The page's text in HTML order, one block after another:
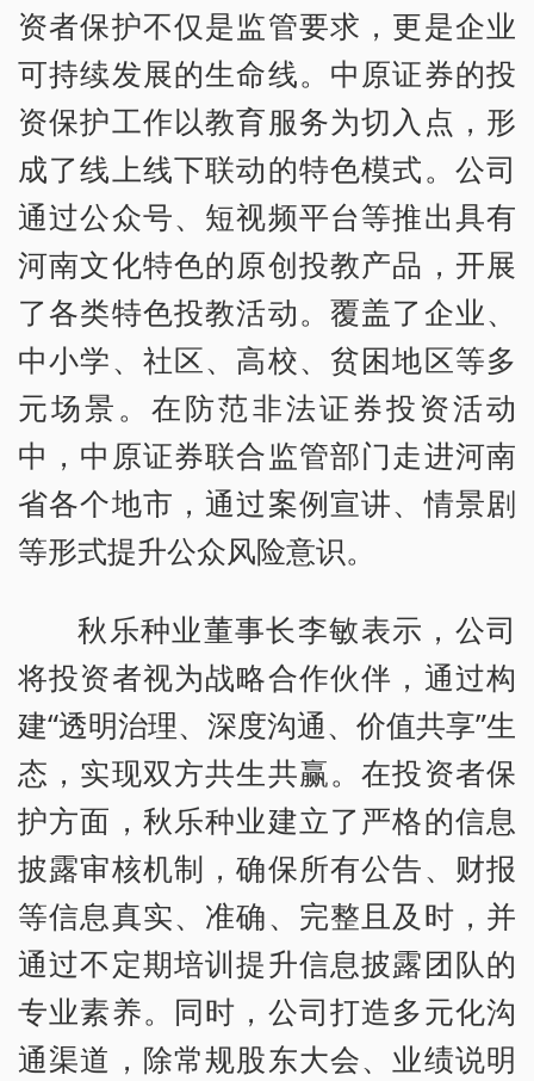
资者保护不仅是监管要求，更是企业
可持续发展的生命线。中原证券的投
资保护工作以教育服务为切入点，形
成了线上线下联动的特色模式。公司
通过公众号、短视频平台等推出具有
河南文化特色的原创投教产品，开展
了各类特色投教活动。覆盖了企业、
中小学、社区、高校、贫困地区等多
元场景。在防范非法证券投资活动
中，中原证券联合监管部门走进河南
省各个地市，通过案例宣讲、情景剧
等形式提升公众风险意识。
秋乐种业董事长李敏表示，公司
将投资者视为战略合作伙伴，通过构
建“透明治理、深度沟通、价值共享”生
态，实现双方共生共赢。在投资者保
护方面，秋乐种业建立了严格的信息
披露审核机制，确保所有公告、财报
等信息真实、准确、完整且及时，并
通过不定期培训提升信息披露团队的
专业素养。同时，公司打造多元化沟
通渠道，除常规股东大会、业绩说明